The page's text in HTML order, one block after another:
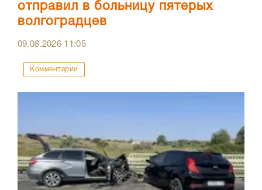
отправил в больницу пятерых
волгоградцев
09.08.2026 11:05
Комментарии